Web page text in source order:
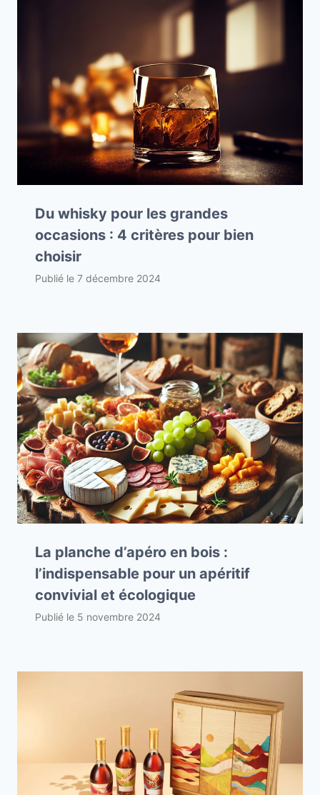
Du whisky pour les grandes
occasions : 4 critères pour bien
choisir
Publié le 7 décembre 2024
La planche d’apéro en bois :
l’indispensable pour un apéritif
convivial et écologique
Publié le 5 novembre 2024